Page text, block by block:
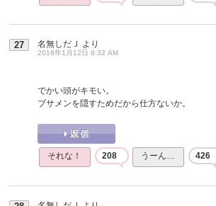
27 名無しだＪ より
2016年1月12日 8:32 AM
でかい頭がキモい。
ブサメンを隠すためだから仕方ないか。
それな！ 208 うーん… 426